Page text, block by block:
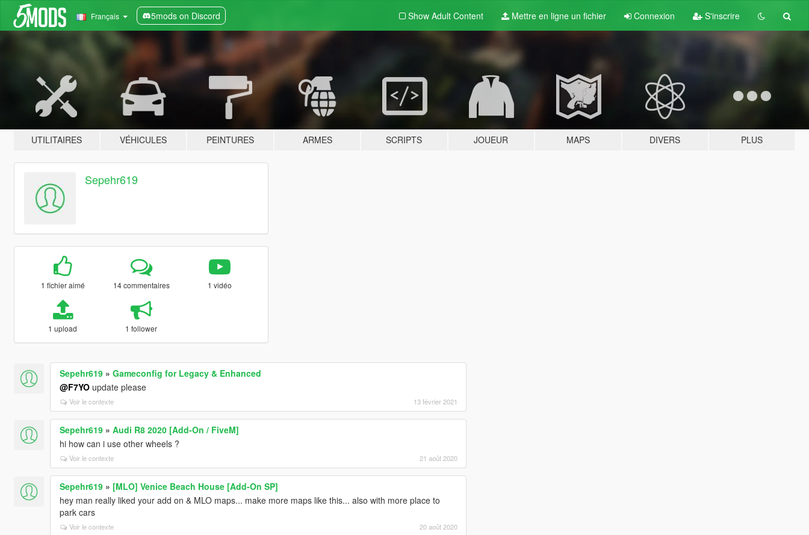
Français 5mods on Discord Show Adult Content Mettre en ligne un fichier Connexion S'inscrire
UTILITAIRES VÉHICULES PEINTURES ARMES SCRIPTS JOUEUR MAPS DIVERS PLUS
Sepehr619
1 fichier aimé 14 commentaires 1 vidéo
1 upload 1 follower
Sepehr619» Gameconfig for Legacy & Enhanced
@F7YOupdate please
Voir le contexte 13 février 2021
Sepehr619» Audi R8 2020 [Add-On / FiveM]
hi how can i use other wheels ?
Voir le contexte 21 août 2020
Sepehr619» [MLO] Venice Beach House [Add-On SP]
hey man really liked your add on & MLO maps... make more maps like this... also with more place to
park cars
Voir le contexte 20 août 2020